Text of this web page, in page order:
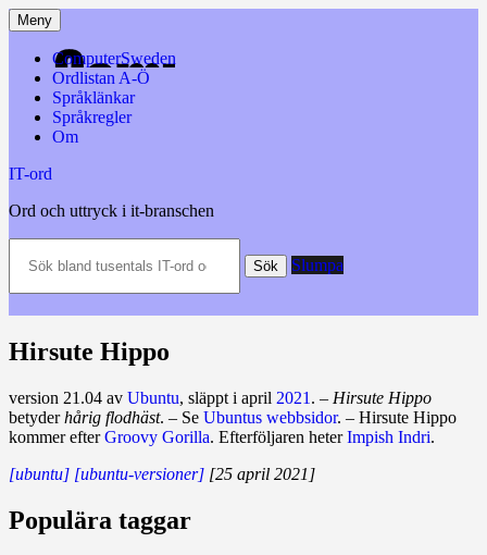
Hoppa
till
innehåll
Meny
ComputerSweden
Ordlistan A-Ö
Språklänkar
Språkregler
Om
IT-ord
Ord och uttryck i it-branschen
bland
och
datatermer
Sök Slumpa
Hirsute Hippo
version 21.04 av Ubuntu, släppt i april 2021 . – Hirsute Hippo
betyderhårig flodhäst. – Se Ubuntus webbsidor. – Hirsute Hippo
kommer efterGroovy Gorilla. Efterföljaren heterImpish Indri.
[ubuntu] [ubuntu-versioner] [25 april 2021]
Populära taggar